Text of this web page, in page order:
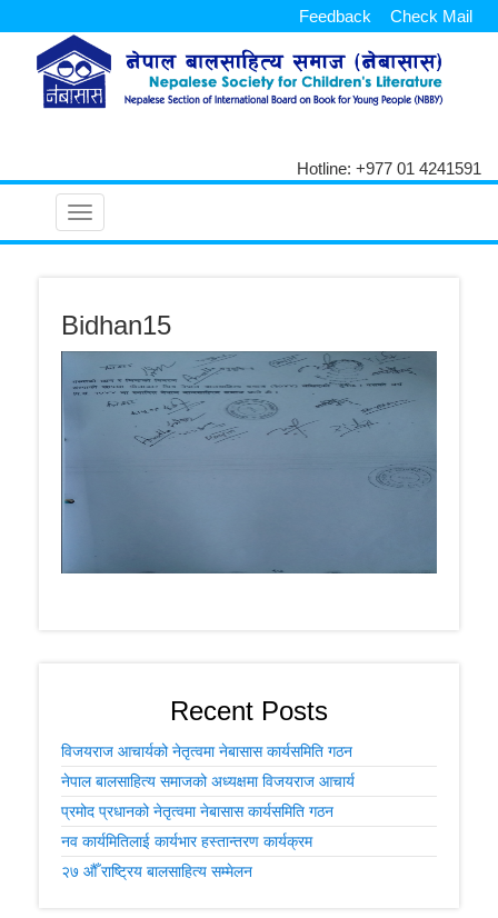
Check Mail
Feedback
Hotline: +977 01 4241591
Toggle
navigation
Bidhan15
Recent Posts
विजयराज आचार्यको नेतृत्वमा नेबासास कार्यसमिति गठन
नेपाल बालसाहित्य समाजको अध्यक्षमा विजयराज आचार्य
प्रमोद प्रधानको नेतृत्वमा नेबासास कार्यसमिति गठन
नव कार्यमितिलाई कार्यभार हस्तान्तरण कार्यक्रम
२७ औँ राष्ट्रिय बालसाहित्य सम्मेलन